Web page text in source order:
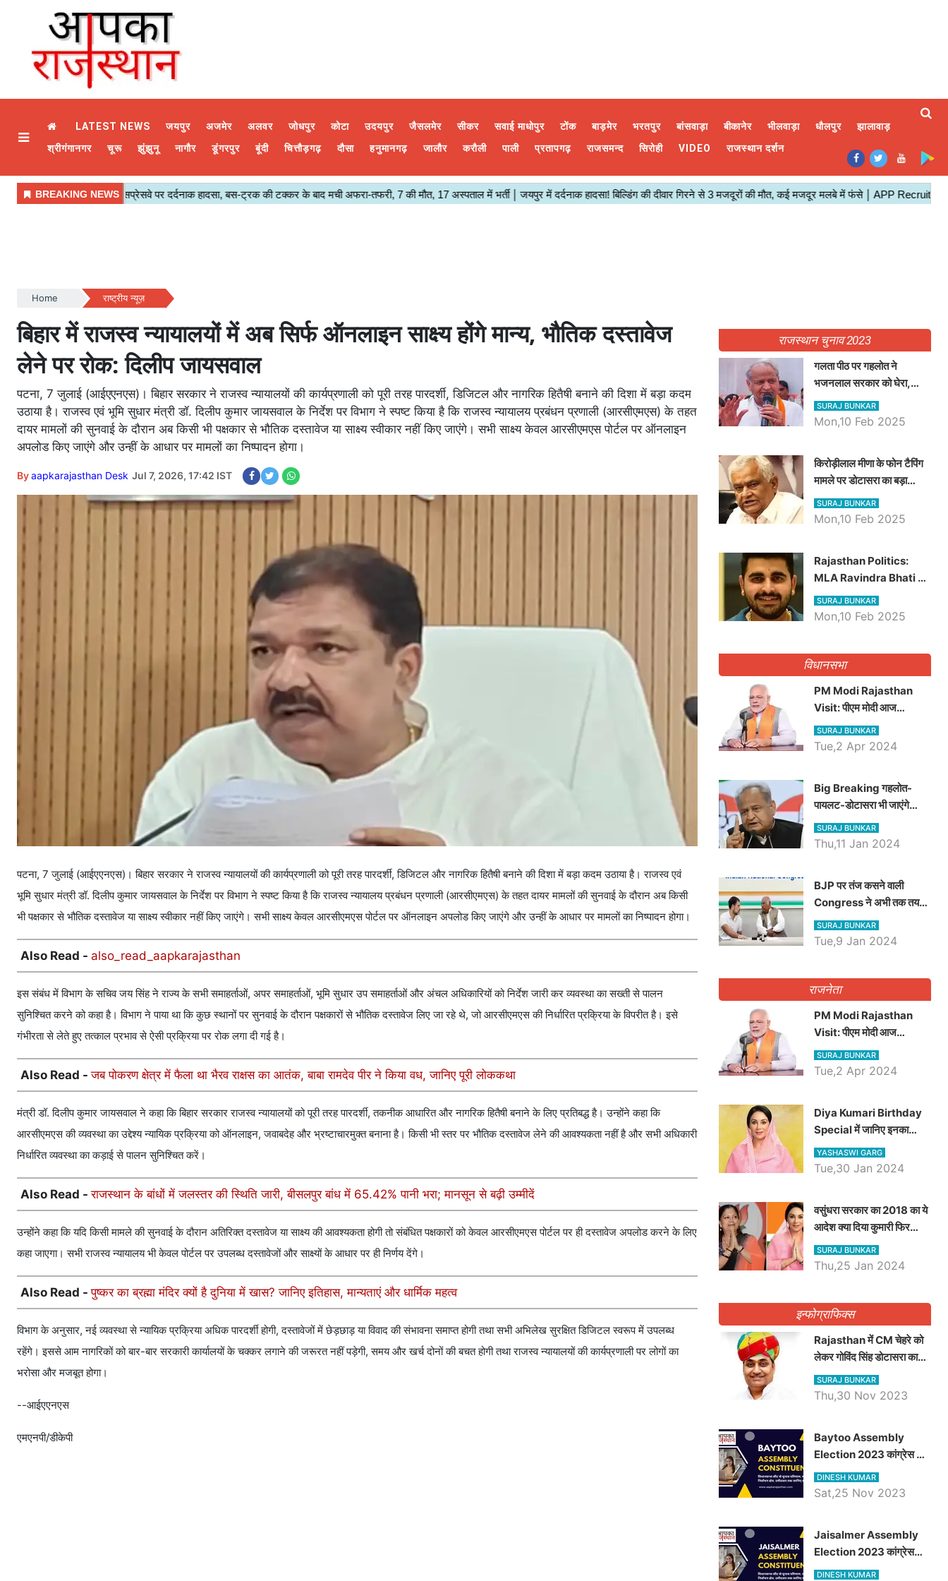
LATEST NEWS जयपुर अजमेर अलवर जोधपुर कोटा उदयपुर जैसलमेर सीकर सवाई माधोपुर टोंक बाड़मेर भरतपुर बांसवाड़ा बीकानेर भीलवाड़ा धौलपुर
झालावाड़
श्रीगंगानगर
चूरू झुंझुनू नागौर डूंगरपुर बूंदी चित्तौड़गढ़ दौसा हनुमानगढ़ जालौर करौली पाली प्रतापगढ़ राजसमन्द सिरोही VIDEO राजस्थान दर्शन
Home राष्ट्रीय न्यूज़
बिहार में राजस्व न्यायालयों में अब सिर्फ ऑनलाइन साक्ष्य होंगे मान्य, भौतिक दस्तावेज
लेने पर रोक: दिलीप जायसवाल
पटना, 7 जुलाई (आईएएनएस)। बिहार सरकार ने राजस्व न्यायालयों की कार्यप्रणाली को पूरी तरह पारदर्शी, डिजिटल और नागरिक हितैषी बनाने की दिशा में बड़ा कदम
उठाया है। राजस्व एवं भूमि सुधार मंत्री डॉ. दिलीप कुमार जायसवाल के निर्देश पर विभाग ने स्पष्ट किया है कि राजस्व न्यायालय प्रबंधन प्रणाली (आरसीएमएस) के तहत
दायर मामलों की सुनवाई के दौरान अब किसी भी पक्षकार से भौतिक दस्तावेज या साक्ष्य स्वीकार नहीं किए जाएंगे। सभी साक्ष्य केवल आरसीएमएस पोर्टल पर ऑनलाइन
अपलोड किए जाएंगे और उन्हीं के आधार पर मामलों का निष्पादन होगा।
Byaapkarajasthan Desk Jul 7, 2026, 17:42 IST
पटना, 7 जुलाई (आईएएनएस)। बिहार सरकार ने राजस्व न्यायालयों की कार्यप्रणाली को पूरी तरह पारदर्शी, डिजिटल और नागरिक हितैषी बनाने की दिशा में बड़ा कदम उठाया है। राजस्व एवं
भूमि सुधार मंत्री डॉ. दिलीप कुमार जायसवाल के निर्देश पर विभाग ने स्पष्ट किया है कि राजस्व न्यायालय प्रबंधन प्रणाली (आरसीएमएस) के तहत दायर मामलों की सुनवाई के दौरान अब किसी
भी पक्षकार से भौतिक दस्तावेज या साक्ष्य स्वीकार नहीं किए जाएंगे। सभी साक्ष्य केवल आरसीएमएस पोर्टल पर ऑनलाइन अपलोड किए जाएंगे और उन्हीं के आधार पर मामलों का निष्पादन होगा।
Also Read - also_read_aapkarajasthan
इस संबंध में विभाग के सचिव जय सिंह ने राज्य के सभी समाहर्ताओं, अपर समाहर्ताओं, भूमि सुधार उप समाहर्ताओं और अंचल अधिकारियों को निर्देश जारी कर व्यवस्था का सख्ती से पालन
सुनिश्चित करने को कहा है। विभाग ने पाया था कि कुछ स्थानों पर सुनवाई के दौरान पक्षकारों से भौतिक दस्तावेज लिए जा रहे थे, जो आरसीएमएस की निर्धारित प्रक्रिया के विपरीत है। इसे
गंभीरता से लेते हुए तत्काल प्रभाव से ऐसी प्रक्रिया पर रोक लगा दी गई है।
Also Read -जब पोकरण क्षेत्र में फैला था भैरव राक्षस का आतंक, बाबा रामदेव पीर ने किया वध, जानिए पूरी लोककथा
मंत्री डॉ. दिलीप कुमार जायसवाल ने कहा कि बिहार सरकार राजस्व न्यायालयों को पूरी तरह पारदर्शी, तकनीक आधारित और नागरिक हितैषी बनाने के लिए प्रतिबद्ध है। उन्होंने कहा कि
आरसीएमएस की व्यवस्था का उद्देश्य न्यायिक प्रक्रिया को ऑनलाइन, जवाबदेह और भ्रष्टाचारमुक्त बनाना है। किसी भी स्तर पर भौतिक दस्तावेज लेने की आवश्यकता नहीं है और सभी अधिकारी
निर्धारित व्यवस्था का कड़ाई से पालन सुनिश्चित करें।
Also Read -राजस्थान के बांधों में जलस्तर की स्थिति जारी, बीसलपुर बांध में 65.42% पानी भरा; मानसून से बढ़ी उम्मीदें
उन्होंने कहा कि यदि किसी मामले की सुनवाई के दौरान अतिरिक्त दस्तावेज या साक्ष्य की आवश्यकता होगी तो संबंधित पक्षकारों को केवल आरसीएमएस पोर्टल पर ही दस्तावेज अपलोड करने के लिए
कहा जाएगा। सभी राजस्व न्यायालय भी केवल पोर्टल पर उपलब्ध दस्तावेजों और साक्ष्यों के आधार पर ही निर्णय देंगे।
Also Read -पुष्कर का ब्रह्मा मंदिर क्यों है दुनिया में खास? जानिए इतिहास, मान्यताएं और धार्मिक महत्व
विभाग के अनुसार, नई व्यवस्था से न्यायिक प्रक्रिया अधिक पारदर्शी होगी, दस्तावेजों में छेड़छाड़ या विवाद की संभावना समाप्त होगी तथा सभी अभिलेख सुरक्षित डिजिटल स्वरूप में उपलब्ध
रहेंगे। इससे आम नागरिकों को बार-बार सरकारी कार्यालयों के चक्कर लगाने की जरूरत नहीं पड़ेगी, समय और खर्च दोनों की बचत होगी तथा राजस्व न्यायालयों की कार्यप्रणाली पर लोगों का
भरोसा और मजबूत होगा।
--आईएएनएस
एमएनपी/डीकेपी
राजस्थान चुनाव 2023
गलता पीठ पर गहलोत ने
भजनलाल सरकार को घेरा,
Video में देखें अब तक बड़ी
खबरें
SURAJ BUNKAR
Mon,10 Feb 2025
किरोड़ीलाल मीणा के फोन टैपिंग
मामले पर डोटासरा का बड़ा
आरोप, वीडियो में देखें AZ बड़ी
खबरें
SURAJ BUNKAR
Mon,10 Feb 2025
Rajasthan Politics:
MLA Ravindra Bhati ने
प्रदेश की शिक्षा व्यवस्था पर
उठाए सवाल, Madan
SURAJ BUNKAR
Mon,10 Feb 2025
विधानसभा
PM Modi Rajasthan
Visit: पीएम मोदी आज
राजस्थान में कोटपूतली में करेंगे
विशाल रैली, एक सभा से 8 सीटों
SURAJ BUNKAR
Tue,2 Apr 2024
Big Breaking गहलोत-
पायलट-डोटासरा भी जाएंगे
अयोध्या, करेंगे रामलला के दर्शन
SURAJ BUNKAR
Thu,11 Jan 2024
BJP पर तंज कसने वाली
Congress ने अभी तक तय
नहीं किया नेता प्रतिपक्ष, जानें
कौन होगा दावेदार
SURAJ BUNKAR
Tue,9 Jan 2024
राजनेता
PM Modi Rajasthan
Visit: पीएम मोदी आज
राजस्थान में कोटपूतली में करेंगे
विशाल रैली, एक सभा से 8 सीटों
SURAJ BUNKAR
Tue,2 Apr 2024
Diya Kumari Birthday
Special में जानिए इनका
राजकुमारी से राजस्थान की
डिप्टी सीएम बनने तक का सफर,
YASHASWI GARG
Tue,30 Jan 2024
वसुंधरा सरकार का 2018 का ये
आदेश क्या दिया कुमारी फिर
करेंगी लागू? कांग्रेस सरकार ने
किया था निरस्त
SURAJ BUNKAR
Thu,25 Jan 2024
इन्फोग्राफिक्स
Rajasthan में CM चेहरे को
लेकर गोविंद सिंह डोटासरा का
बड़ा बयान आया सामने, जानें
विचार
SURAJ BUNKAR
Thu,30 Nov 2023
Baytoo Assembly
Election 2023 कांग्रेस से
हरीश चौधरी तो बालाराम मुंड होंगे
भाजपा उम्मीदवार, जानिये बायतू
DINESH KUMAR
Sat,25 Nov 2023
​​​​​​​Jaisalmer Assembly
Election 2023 कांग्रेस
रूपा राम मेघवाल तो छोटु सिंह
DINESH KUMAR